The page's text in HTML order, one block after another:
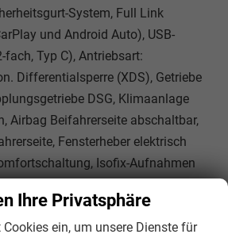
System, Full Link
und Android Auto), USB-
Typ C), Antriebsart:
Differentialsperre (XDS), Getriebe
DSG, Klimaanlage
Airbag Beifahrerseite abschaltbar,
Fensterheber elektrisch
Isofix-Aufnahmen
System, Mittelarmlehne vorn,
(Central Airbag), Seitenscheiben
Ihre Privatsphäre
Cookies ein, um unsere Dienste für